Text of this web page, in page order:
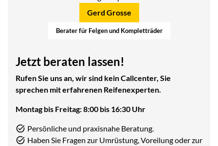
Gerd Grosse
Berater für Felgen und Kompletträder
Jetzt beraten lassen!
Rufen Sie uns an, wir sind kein Callcenter, Sie
sprechen mit erfahrenen Reifenexperten.
Montag bis Freitag: 8:00 bis 16:30 Uhr
Persönliche und praxisnahe Beratung.
Haben Sie Fragen zur Umrüstung, Voreilung oder zur